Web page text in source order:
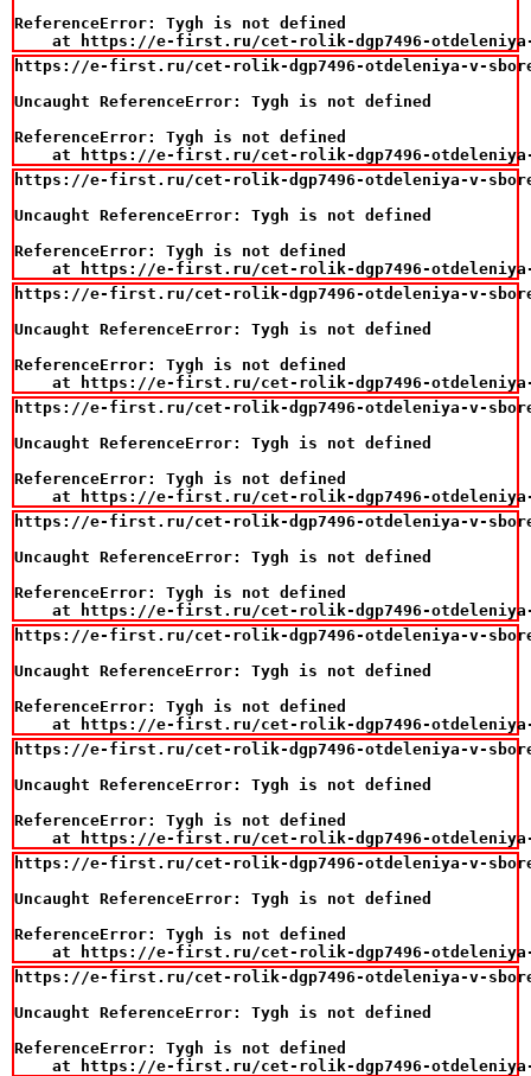
ReferenceError: Tygh is not defined
at https://e-first.ru/cet-rolik-dgp7496-
https://e-first.ru/cet-rolik-dgp7496-otdeleniya-v-sbore-
Uncaught ReferenceError: Tygh is not defined
ReferenceError: Tygh is not defined
at https://e-first.ru/cet-rolik-dgp7496-
https://e-first.ru/cet-rolik-dgp7496-otdeleniya-v-sbore-
Uncaught ReferenceError: Tygh is not defined
ReferenceError: Tygh is not defined
at https://e-first.ru/cet-rolik-dgp7496-
https://e-first.ru/cet-rolik-dgp7496-otdeleniya-v-sbore-
Uncaught ReferenceError: Tygh is not defined
ReferenceError: Tygh is not defined
at https://e-first.ru/cet-rolik-dgp7496-
https://e-first.ru/cet-rolik-dgp7496-otdeleniya-v-sbore-
Uncaught ReferenceError: Tygh is not defined
ReferenceError: Tygh is not defined
at https://e-first.ru/cet-rolik-dgp7496-
https://e-first.ru/cet-rolik-dgp7496-otdeleniya-v-sbore-
Uncaught ReferenceError: Tygh is not defined
ReferenceError: Tygh is not defined
at https://e-first.ru/cet-rolik-dgp7496-
https://e-first.ru/cet-rolik-dgp7496-otdeleniya-v-sbore-
Uncaught ReferenceError: Tygh is not defined
ReferenceError: Tygh is not defined
at https://e-first.ru/cet-rolik-dgp7496-
https://e-first.ru/cet-rolik-dgp7496-otdeleniya-v-sbore-
Uncaught ReferenceError: Tygh is not defined
ReferenceError: Tygh is not defined
at https://e-first.ru/cet-rolik-dgp7496-
https://e-first.ru/cet-rolik-dgp7496-otdeleniya-v-sbore-
Uncaught ReferenceError: Tygh is not defined
ReferenceError: Tygh is not defined
at https://e-first.ru/cet-rolik-dgp7496-
https://e-first.ru/cet-rolik-dgp7496-otdeleniya-v-sbore-
Uncaught ReferenceError: Tygh is not defined
ReferenceError: Tygh is not defined
at https://e-first.ru/cet-rolik-dgp7496-